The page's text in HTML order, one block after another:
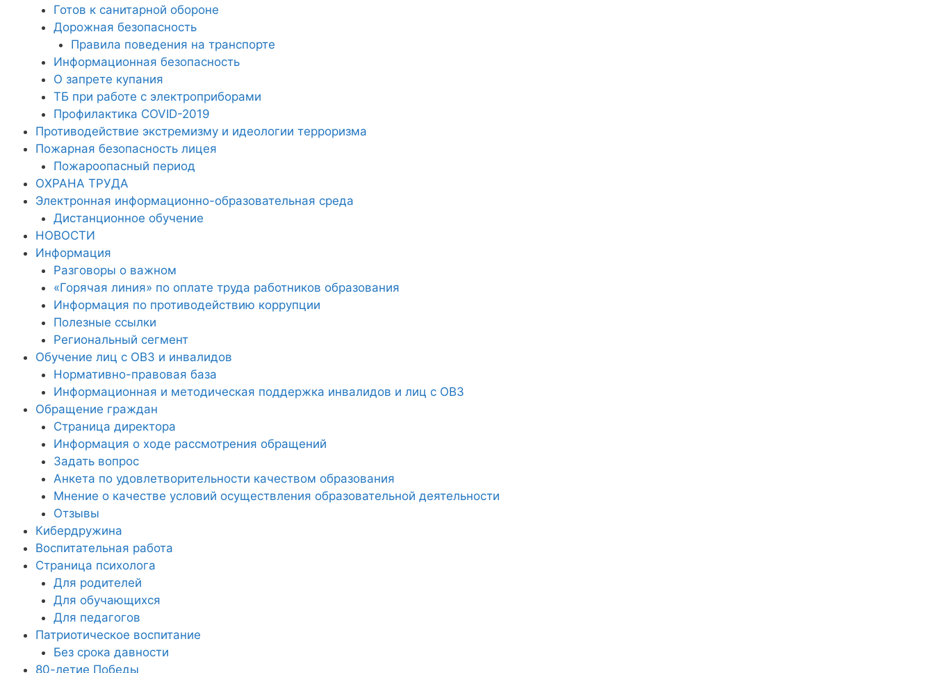
Готов к санитарной обороне
Дорожная безопасность
Правила поведения на транспорте
Информационная безопасность
О запрете купания
ТБ при работе с электроприборами
Профилактика COVID-2019
Противодействие экстремизму и идеологии терроризма
Пожарная безопасность лицея
Пожароопасный период
ОХРАНА ТРУДА
Электронная информационно-образовательная среда
Дистанционное обучение
НОВОСТИ
Информация
Разговоры о важном
«Горячая линия» по оплате труда работников образования
Информация по противодействию коррупции
Полезные ссылки
Региональный сегмент
Обучение лиц с ОВЗ и инвалидов
Нормативно-правовая база
Информационная и методическая поддержка инвалидов и лиц с ОВЗ
Обращение граждан
Страница директора
Информация о ходе рассмотрения обращений
Задать вопрос
Анкета по удовлетворительности качеством образования
Мнение о качестве условий осуществления образовательной деятельности
Отзывы
Кибердружина
Воспитательная работа
Страница психолога
Для родителей
Для обучающихся
Для педагогов
Патриотическое воспитание
Без срока давности
80-летие Победы